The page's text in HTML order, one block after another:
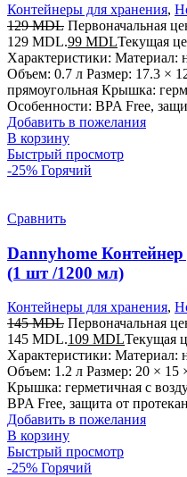
Контейнеры для хранения,
129MDL Первоначальная
129 MDL.99 MDLТекущая
Характеристики: Материал:
Объем: 0.7 л Размер: 17.3 ×
прямоугольная Крышка:
Особенности: BPA Free,
Добавить в пожелания
В корзину
Быстрый просмотр
-25% Горячий
Сравнить
Dannyhome
(1 шт /1200 мл)
Контейнеры для хранения,
145MDL Первоначальная
145 MDL.109 MDLТекущая
Характеристики: Материал:
Объем: 1.2 л Размер: 20 × 15
Крышка: герметичная с
BPA Free, защита от
Добавить в пожелания
В корзину
Быстрый просмотр
-25% Горячий